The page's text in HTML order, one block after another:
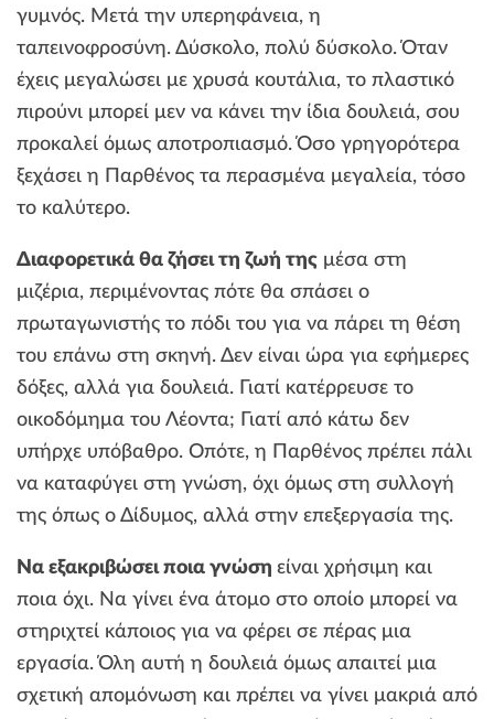
γυμνός. Μετά την υπερηφάνεια, η
ταπεινοφροσύνη. Δύσκολο, πολύ δύσκολο. Όταν
έχεις μεγαλώσει με χρυσά κουτάλια, το πλαστικό
πιρούνι μπορεί μεν να κάνει την ίδια δουλειά, σου
προκαλεί όμως αποτροπιασμό. Όσο γρηγορότερα
ξεχάσει η Παρθένος τα περασμένα μεγαλεία, τόσο
το καλύτερο.
Διαφορετικά θα ζήσει τη ζωή της μέσα στη
μιζέρια, περιμένοντας πότε θα σπάσει ο
πρωταγωνιστής το πόδι του για να πάρει τη θέση
του επάνω στη σκηνή. Δεν είναι ώρα για εφήμερες
δόξες, αλλά για δουλειά. Γιατί κατέρρευσε το
οικοδόμημα του Λέοντα; Γιατί από κάτω δεν
υπήρχε υπόβαθρο. Οπότε, η Παρθένος πρέπει πάλι
να καταφύγει στη γνώση, όχι όμως στη συλλογή
της όπως ο Δίδυμος, αλλά στην επεξεργασία της.
Να εξακριβώσει ποια γνώση είναι χρήσιμη και
ποια όχι. Να γίνει ένα άτομο στο οποίο μπορεί να
στηριχτεί κάποιος για να φέρει σε πέρας μια
εργασία. Όλη αυτή η δουλειά όμως απαιτεί μια
σχετική απομόνωση και πρέπει να γίνει μακριά από